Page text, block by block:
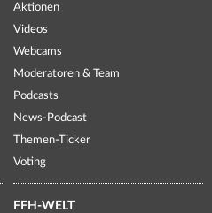
Aktionen
Videos
Webcams
Moderatoren & Team
Podcasts
News-Podcast
Themen-Ticker
Voting
FFH-WELT